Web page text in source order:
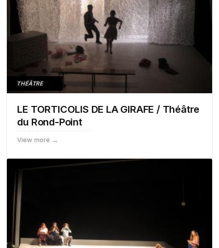
THÉÂTRE
LE TORTICOLIS DE LA GIRAFE / Théâtre
du Rond-Point
View more →